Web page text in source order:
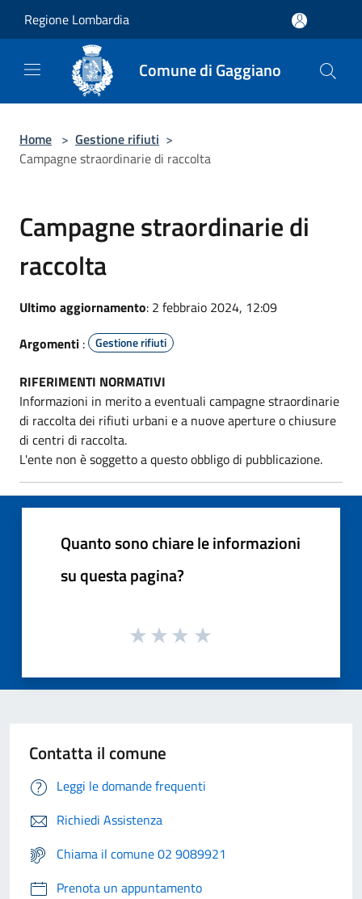
Regione Lombardia
Comune di Gaggiano
Home > Gestione rifiuti >
Campagne straordinarie di raccolta
Campagne straordinarie di
raccolta
Ultimo aggiornamento: 2 febbraio 2024, 12:09
Argomenti : Gestione rifiuti
RIFERIMENTI NORMATIVI
Informazioni in merito a eventuali campagne straordinarie
di raccolta dei rifiuti urbani e a nuove aperture o chiusure
di centri di raccolta.
L'ente non è soggetto a questo obbligo di pubblicazione.
Quanto sono chiare le informazioni
su questa pagina?
Contatta il comune
Leggi le domande frequenti
Richiedi Assistenza
Chiama il comune 02 9089921
Prenota un appuntamento